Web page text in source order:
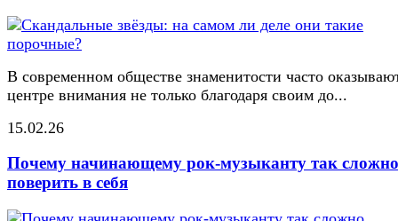
В современном обществе знаменитости часто
центре внимания не только благодаря своим до...
15.02.26
Почему начинающему рок-музыканту так сложно
поверить в себя